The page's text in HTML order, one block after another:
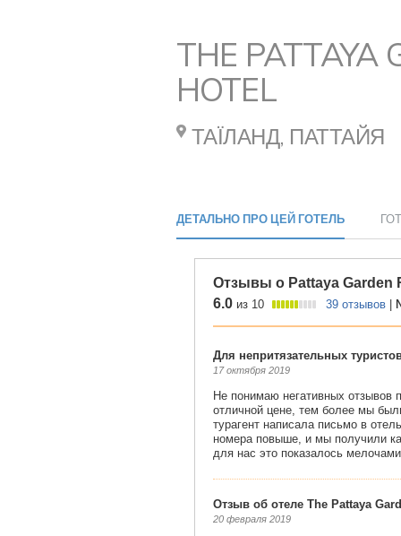
THE PATTAYA
HOTEL
ТАЇЛАНД, ПАТТАЙЯ
ДЕТАЛЬНО ПРО ЦЕЙ ГОТЕЛЬ